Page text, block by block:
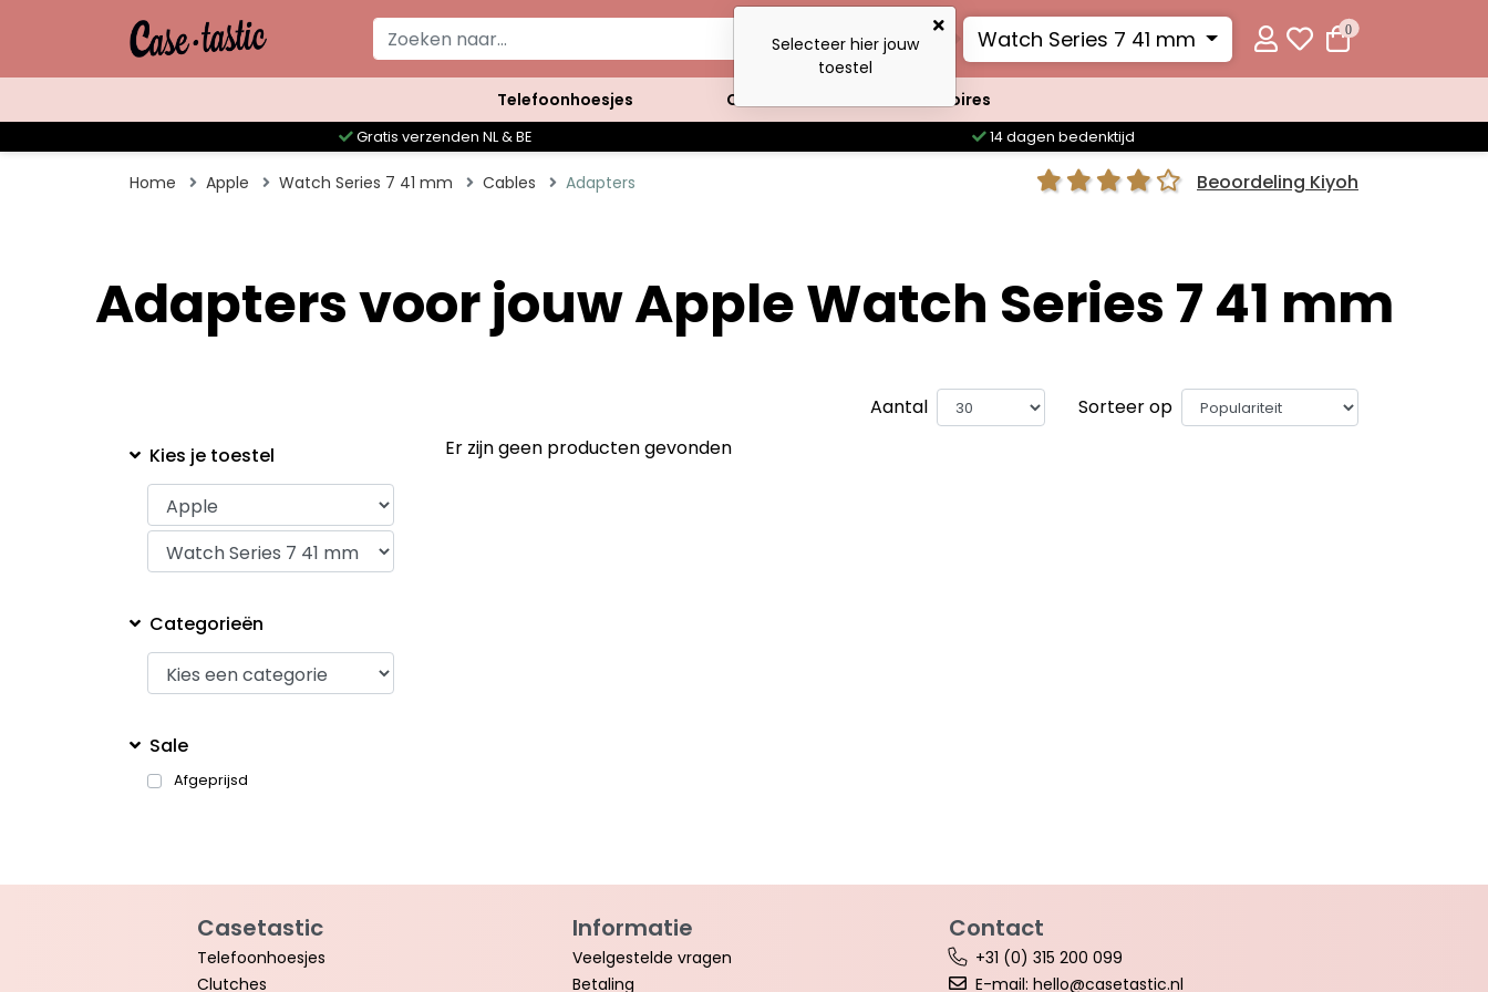
Watch Series 7 41 mm 0
Telefoonhoesjes Clutches Accessoires
Gratis verzenden NL & BE 14 dagen bedenktijd
Home Apple Watch Series 7 41 mm Cables Adapters Beoordeling Kiyoh
Adapters voor jouw Apple Watch Series 7 41 mm
Aantal
Sorteer op
Kies je toestel
Categorieën
Sale
Afgeprijsd
Er zijn geen producten gevonden
Casetastic
Telefoonhoesjes
Clutches
Informatie
Veelgestelde vragen
Betaling
Contact
+31 (0) 315 200 099
E-mail: hello@casetastic.nl
Selecteer hier jouw
toestel